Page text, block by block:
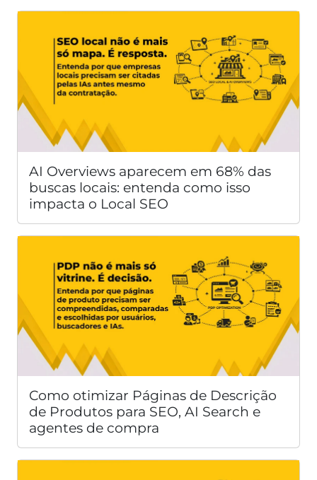
AI Overviews aparecem em 68% das
buscas locais: entenda como isso
impacta o Local SEO
Como otimizar Páginas de Descrição
de Produtos para SEO, AI Search e
agentes de compra